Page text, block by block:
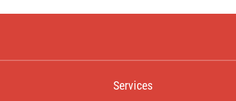
Services